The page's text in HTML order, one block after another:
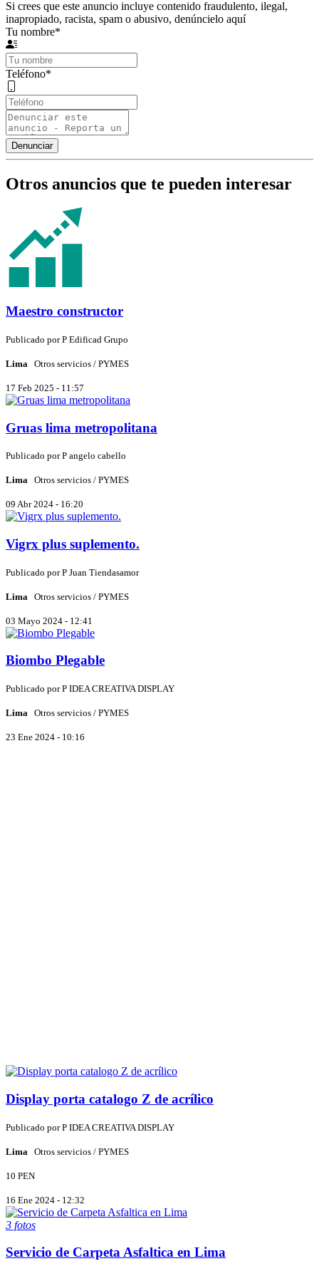
Si crees que este anuncio incluye contenido fraudulento, ilegal,
inapropiado, racista, spam o abusivo, denúncielo aquí
Tu nombre*
Teléfono*
Otros anuncios que te pueden interesar
Maestro constructor
Publicado porP Edificad Grupo
Lima Otros servicios / PYMES
17 Feb 2025 - 11:57
Gruas lima metropolitana
Publicado porP angelo cabello
Lima Otros servicios / PYMES
09 Abr 2024 - 16:20
Vigrx plus suplemento.
Publicado porP Juan Tiendasamor
Lima Otros servicios / PYMES
03 Mayo 2024 - 12:41
Biombo Plegable
Publicado porP IDEA CREATIVA DISPLAY
Lima Otros servicios / PYMES
23 Ene 2024 - 10:16
Display porta catalogo Z de acrílico
Publicado porP IDEA CREATIVA DISPLAY
Lima Otros servicios / PYMES
10 PEN
16 Ene 2024 - 12:32
3 fotos
Servicio de Carpeta Asfaltica en Lima